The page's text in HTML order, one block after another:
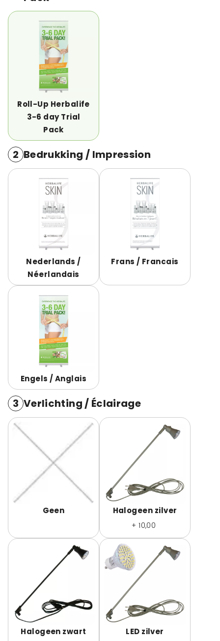
Roll-Up Herbalife
3-6 day Trial
Pack
2 Bedrukking / Impression
Nederlands /
Néerlandais
Frans / Francais
Engels / Anglais
3 Verlichting / Éclairage
Geen Halogeen zilver
+ 10,00
Halogeen zwart LED zilver